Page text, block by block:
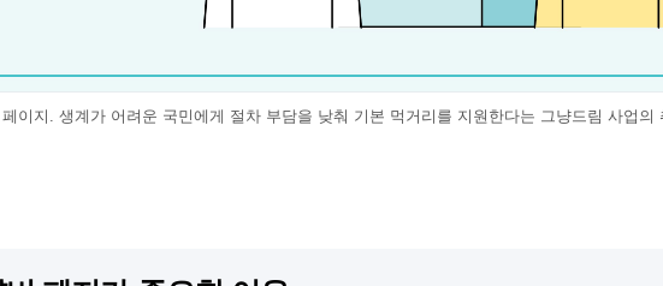
이지. 생계가 어려운 국민에게 절차 부담을 낮춰 기본 먹거리를 지원한다는 그냥드림 사업의